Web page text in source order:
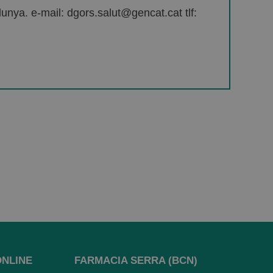
e-mail: dgors.salut@gencat.cat tlf:
FARMACIA SERRA (BCN)